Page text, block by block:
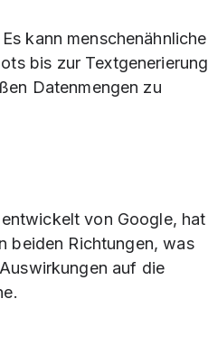
kann menschenähnliche
bis zur Textgenerierung
Datenmengen zu
von Google, hat
beiden Richtungen, was
auf die